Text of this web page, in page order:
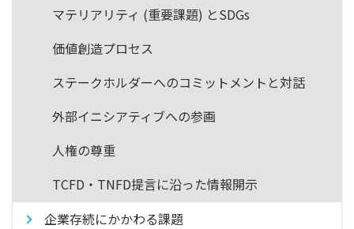
マテリアリティ (重要課題) とSDGs
価値創造プロセス
ステークホルダーへのコミットメントと対話
外部イニシアティブへの参画
人権の尊重
TCFD・TNFD提言に沿った情報開示
企業存続にかかわる課題